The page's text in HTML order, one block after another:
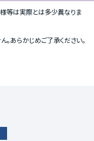
等は実際とは多少異なりま
あらかじめご了承ください。